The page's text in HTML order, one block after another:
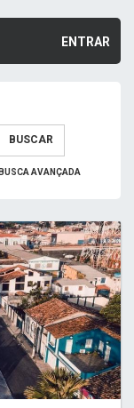
ENTRAR
BUSCAR
BUSCA AVANÇADA